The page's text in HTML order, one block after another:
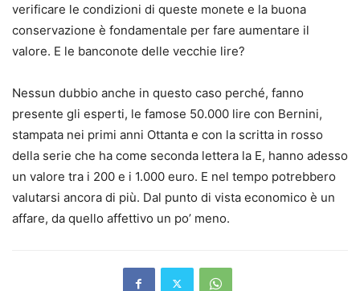
verificare le condizioni di queste monete e la buona
conservazione è fondamentale per fare aumentare il
valore. E le banconote delle vecchie lire?
Nessun dubbio anche in questo caso perché, fanno
presente gli esperti, le famose 50.000 lire con Bernini,
stampata nei primi anni Ottanta e con la scritta in rosso
della serie che ha come seconda lettera la E, hanno adesso
un valore tra i 200 e i 1.000 euro. E nel tempo potrebbero
valutarsi ancora di più. Dal punto di vista economico è un
affare, da quello affettivo un po’ meno.